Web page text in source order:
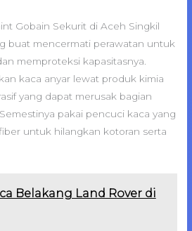
Gobain Sekurit di Aceh Singkil
buat mencermati perawatan untuk
memproteksi kapasitasnya.
kaca anyar lewat produk kimia
yang dapat merusak bagian
pakai pencuci kaca yang
untuk hilangkan kotoran serta
Belakang Land Rover di